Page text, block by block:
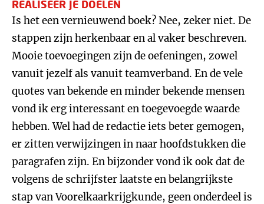
REALISEER JE DOELEN
Is het een vernieuwend boek? Nee, zeker niet. De
stappen zijn herkenbaar en al vaker beschreven.
Mooie toevoegingen zijn de oefeningen, zowel
vanuit jezelf als vanuit teamverband. En de vele
quotes van bekende en minder bekende mensen
vond ik erg interessant en toegevoegde waarde
hebben. Wel had de redactie iets beter gemogen,
er zitten verwijzingen in naar hoofdstukken die
paragrafen zijn. En bijzonder vond ik ook dat de
volgens de schrijfster laatste en belangrijkste
stap van Voorelkaarkrijgkunde, geen onderdeel is